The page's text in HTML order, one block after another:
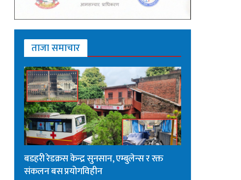
ताजा समाचार
बडहरी रेडक्रस केन्द्र सुनसान, एम्बुलेन्स र रक्त
संकलन बस प्रयोगविहीन